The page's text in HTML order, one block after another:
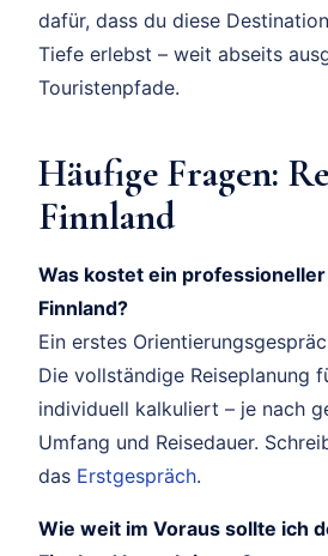
dafür, dass du diese
Tiefe erlebst – weit abseits
Touristenpfade.
Häufige Fragen:
Finnland
Was kostet ein
Finnland?
Ein erstes
Die vollständige Reiseplanung
individuell kalkuliert – je nach
Umfang und Reisedauer.
das Erstgespräch.
Wie weit im Voraus sollte ich